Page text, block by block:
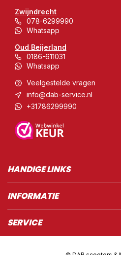
Zwijndrecht
078-6299990
Whatsapp
Oud Beijerland
0186-611031
Whatsapp
Veelgestelde vragen
info@dab-service.nl
+31786299990
HANDIGE LINKS
INFORMATIE
SERVICE